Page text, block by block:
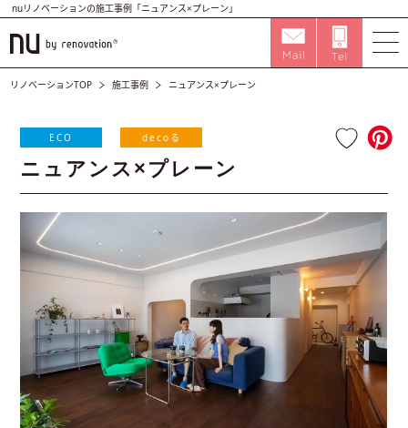
nuリノベーションの施工事例「ニュアンス×プレーン」
リノベーションTOP 施工事例 ニュアンス×プレーン
ECO decoる
ニュアンス×プレーン